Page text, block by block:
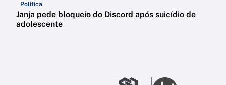
Política
Janja pede bloqueio do Discord após suicídio de
adolescente